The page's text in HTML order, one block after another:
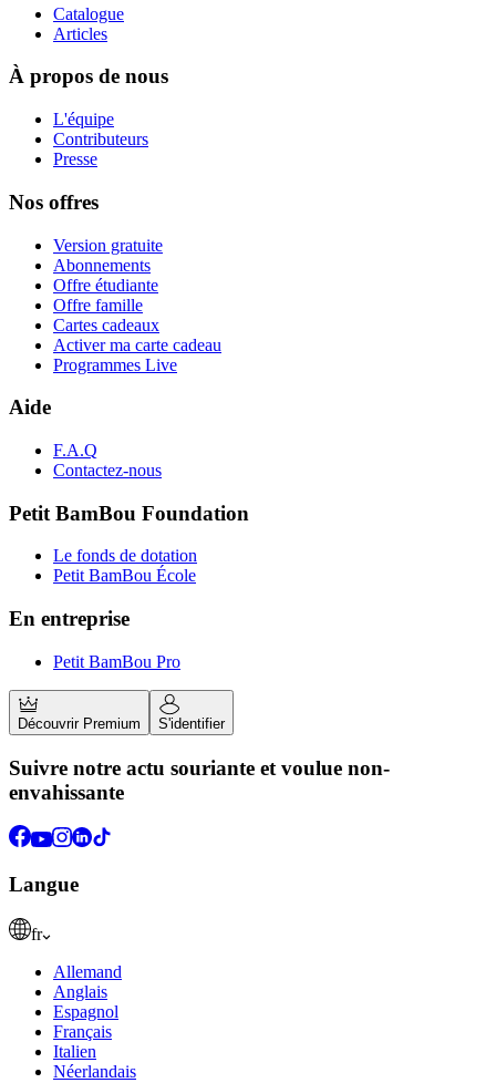
Catalogue
Articles
À propos de nous
L'équipe
Contributeurs
Presse
Nos offres
Version gratuite
Abonnements
Offre étudiante
Offre famille
Cartes cadeaux
Activer ma carte cadeau
Programmes Live
Aide
F.A.Q
Contactez-nous
Petit BamBou Foundation
Le fonds de dotation
Petit BamBou École
En entreprise
Petit BamBou Pro
Découvrir Premium S'identifier
Suivre notre actu souriante et voulue non-
envahissante
Langue
fr
Allemand
Anglais
Espagnol
Français
Italien
Néerlandais